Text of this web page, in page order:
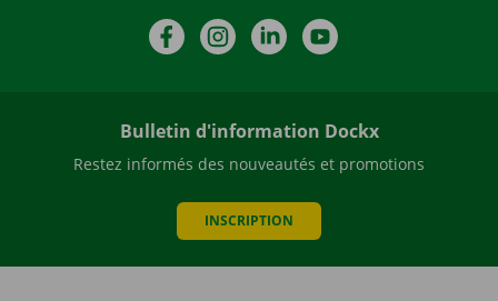
FacebookInstagramLinkedIn
Bulletin d'information Dockx
Restez informés des nouveautés et promotions
INSCRIPTION